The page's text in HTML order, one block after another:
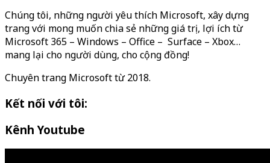
Chúng tôi, những người yêu thích Microsoft, xây dựng
trang với mong muốn chia sẻ những giá trị, lợi ích từ
Microsoft 365 – Windows – Office – Surface – Xbox…
mang lại cho người dùng, cho cộng đồng!
Chuyên trang Microsoft từ 2018.
Kết nối với tôi:
Kênh Youtube